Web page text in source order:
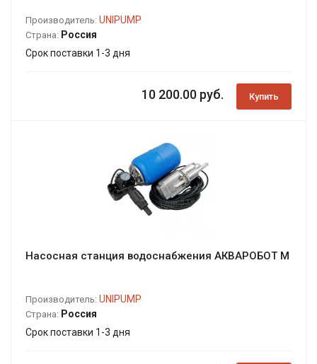
Производитель: UNIPUMP
Страна: Россия
Срок поставки 1-3 дня
10 200.00 руб. Купить
Насосная станция водоснабжения АКВАРОБОТ М
Производитель: UNIPUMP
Страна: Россия
Срок поставки 1-3 дня